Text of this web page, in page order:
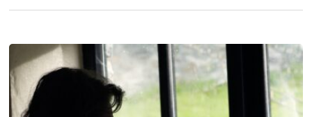
Decisão
concedeu
benefício
previdenciário